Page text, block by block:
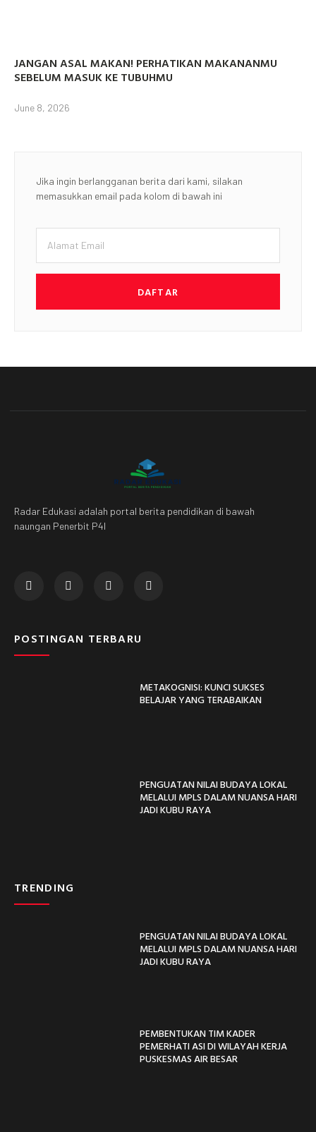
JANGAN ASAL MAKAN! PERHATIKAN MAKANANMU
SEBELUM MASUK KE TUBUHMU
June 8, 2026
Jika ingin berlangganan berita dari kami, silakan
memasukkan email pada kolom di bawah ini
DAFTAR
Radar Edukasi adalah portal berita pendidikan di bawah
naungan Penerbit P4I
POSTINGAN TERBARU
METAKOGNISI: KUNCI SUKSES
BELAJAR YANG TERABAIKAN
PENGUATAN NILAI BUDAYA LOKAL
MELALUI MPLS DALAM NUANSA HARI
JADI KUBU RAYA
TRENDING
PENGUATAN NILAI BUDAYA LOKAL
MELALUI MPLS DALAM NUANSA HARI
JADI KUBU RAYA
PEMBENTUKAN TIM KADER
PEMERHATI ASI DI WILAYAH KERJA
PUSKESMAS AIR BESAR